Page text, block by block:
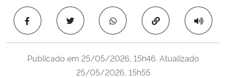
Ministério de Minas e Energia
Ministério da Ciência, Tecnologia, Inovações e Comunicações
Ministério do Meio Ambiente
Copiar para área
Publicado em 25/05/2026, 15h46. Atualizado
25/05/2026, 15h55